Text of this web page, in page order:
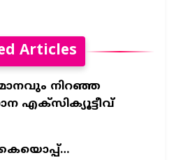
Articles
നിറഞ്ഞ
എക്സിക്യൂട്ടീവ്